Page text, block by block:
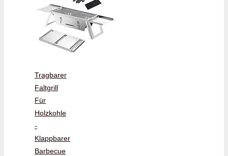
Tragbarer
Faltgrill
Für
Holzkohle
-
Klappbarer
Barbecue